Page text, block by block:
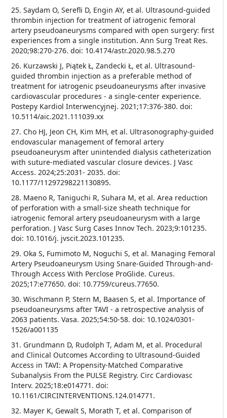
25. Saydam O, Serefli D, Engin AY, et al. Ultrasound-guided
thrombin injection for treatment of iatrogenic femoral
artery pseudoaneurysms compared with open surgery: first
experiences from a single institution. Ann Surg Treat Res.
2020;98:270-276. doi: 10.4174/astr.2020.98.5.270
26. Kurzawski J, Piątek Ł, Zandecki Ł, et al. Ultrasound-
guided thrombin injection as a preferable method of
treatment for iatrogenic pseudoaneurysms after invasive
cardiovascular procedures - a single-center experience.
Postepy Kardiol Interwencyjnej. 2021;17:376-380. doi:
10.5114/aic.2021.111039.xx
27. Cho HJ, Jeon CH, Kim MH, et al. Ultrasonography-guided
endovascular management of femoral artery
pseudoaneurysm after unintended dialysis catheterization
with suture-mediated vascular closure devices. J Vasc
Access. 2024;25:2031- 2035. doi:
10.1177/11297298221130895.
28. Maeno R, Taniguchi R, Suhara M, et al. Area reduction
of perforation with a small-size sheath technique for
iatrogenic femoral artery pseudoaneurysm with a large
perforation. J Vasc Surg Cases Innov Tech. 2023;9:101235.
doi: 10.1016/j. jvscit.2023.101235.
29. Oka S, Fumimoto M, Noguchi S, et al. Managing Femoral
Artery Pseudoaneurysm Using Snare-Guided Through-and-
Through Access With Perclose ProGlide. Cureus.
2025;17:e77650. doi: 10.7759/cureus.77650.
30. Wischmann P, Stern M, Baasen S, et al. Importance of
pseudoaneurysms after TAVI - a retrospective analysis of
2063 patients. Vasa. 2025;54:50-58. doi: 10.1024/0301-
1526/a001135
31. Grundmann D, Rudolph T, Adam M, et al. Procedural
and Clinical Outcomes According to Ultrasound-Guided
Access in TAVI: A Propensity-Matched Comparative
Subanalysis From the PULSE Registry. Circ Cardiovasc
Interv. 2025;18:e014771. doi:
10.1161/CIRCINTERVENTIONS.124.014771.
32. Mayer K, Gewalt S, Morath T, et al. Comparison of